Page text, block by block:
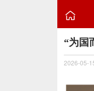

“为国
2026-05-